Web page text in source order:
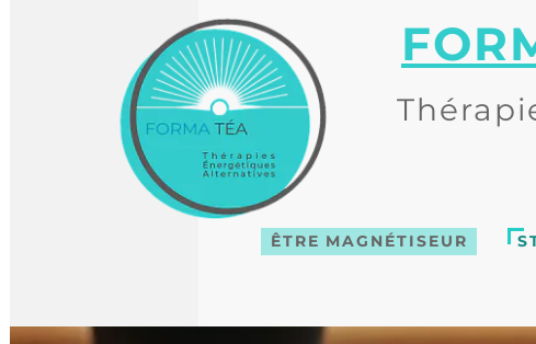
ÊTRE MAGNÉTISEUR
T